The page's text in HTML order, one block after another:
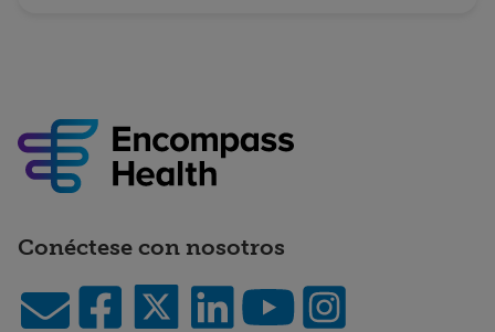
Conéctese con nosotros